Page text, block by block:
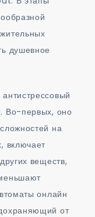
душевное
Во-первых, оно
на
включает
веществ,
онлайн
от